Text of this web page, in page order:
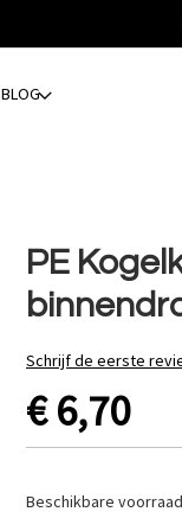
BLOG
PE
Schrijf de eerste
€ 6,70
Beschikbare